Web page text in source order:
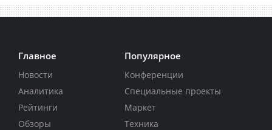
Главное
Новости
Аналитика
Рейтинги
Обзоры
Популярное
Конференции
Специальные проекты
Маркет
Техника